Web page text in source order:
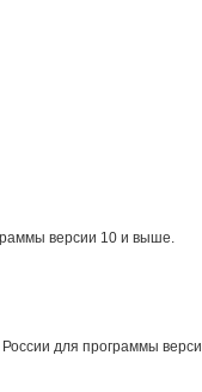
версии 10 и выше.
для программы